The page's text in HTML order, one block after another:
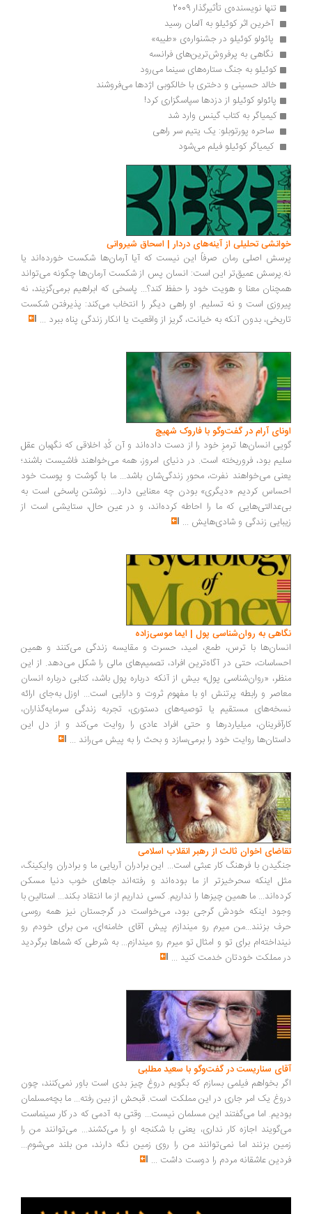
تنها نویسنده‌ی تأثیرگذار 2009
آخرین اثر کوئیلو به آلمان رسید
پائولو کوئیلو در جشنواره‌ی «طیبه»
نگاهی به پرفروش‌ترین‌های فرانسه
کوئیلو به جنگ ستاره‌های سینما می‌رود
خالد حسینی و دختری با خالکوبی اژدها می‌فروشند
پائولو کوئیلو از دزدها سپاسگزاری کرد!
کیمیاگر به کتاب گینس وارد شد
ساحره پورتوبلو: یک یتیم سر راهی
کیمیاگر کوئیلو فیلم می‌شود
خوانشی تحلیلی از آینه‌های دردار | اسحاق شیروانی
پرسش اصلی رمان صرفاً این نیست که آیا آرمان‌ها شکست خورده‌اند یا
نه.پرسش عمیق‌تر این است: انسان پس از شکست آرمان‌ها چگونه می‌تواند
همچنان معنا و هویت خود را حفظ کند؟... پاسخی که ابراهیم برمی‌گزیند، نه
پیروزی است و نه تسلیم. او راهی دیگر را انتخاب می‌کند: پذیرفتن شکست
تاریخی، بدون آنکه به خیانت، گریز از واقعیت یا انکار زندگی پناه ببرد ...
اونای آرام در گفت‌وگو با فاروک شهیچ‭
گویی انسان‌ها ترمزِ خود را از دست داده‌اند و آن کُدِ اخلاقی که نگهبان عقل
سلیم بود، فروریخته است. در دنیای امروز، همه می‌خواهند فاشیست باشند؛
یعنی می‌خواهند نفرت، محورِ زندگی‌شان باشد... ما با گوشت و پوست خود
احساس کردیم «دیگری» بودن چه معنایی دارد... نوشتن پاسخی است به
بی‌عدالتی‌هایی که ما را احاطه کرده‌اند، و در عین حال، ستایشی است از
زیبایی زندگی و شادی‌هایش ...
نگاهی به روان‌شناسی پول | ایما موسی‌زاده
انسان‌ها با ترس، طمع، امید، حسرت و مقایسه زندگی می‌کنند و همین
احساسات، حتی در آگاه‌ترین افراد، تصمیم‌های مالی را شکل می‌دهد. از این
منظر، «روان‌شناسی پول» بیش از آنکه درباره پول باشد، کتابی درباره انسان
معاصر و رابطه پرتنش او با مفهوم ثروت و دارایی است... اوزل به‌جای ارائه
نسخه‌های مستقیم یا توصیه‌های دستوری، تجربه زندگی سرمایه‌گذاران،
کارآفرینان، میلیاردرها و حتی افراد عادی را روایت می‌کند و از دل این
داستان‌ها روایت خود را برمی‌سازد و بحث را به پیش می‌راند ...
تقاضای اخوان ثالث از رهبر انقلاب اسلامی
جنگیدن با فرهنگ کار عبثی است... این برادران آریایی ما و برادران وایکینگ،
مثل اینکه سحرخیزتر از ما بوده‌اند و رفته‌اند جاهای خوب دنیا مسکن
کرده‌اند... ما همین چیزها را نداریم. کسی نداریم از ما انتقاد بکند... استالین با
وجود اینکه خودش گرجی بود، می‌خواست در گرجستان نیز همه روسی
حرف بزنند...من میرم رو میندازم پیش آقای خامنه‌ای، من برای خودم رو
نینداخته‌ام برای تو و امثال تو میرم رو میندازم... به شرطی که شماها برگردید
در مملکت خودتان خدمت کنید ...
آقای سناریست در گفت‌وگو با سعید مطلبی
اگر بخواهم فیلمی بسازم که بگویم دروغ چیز بدی است باور نمی‌کنند، چون
دروغ یک امر جاری در این مملکت است. قبحش از بین رفته... ما بچه‌مسلمان
بودیم. اما می‌گفتند این مسلمان نیست... وقتی به آدمی که در کار سینماست
می‌گویند اجازه کار نداری، یعنی با شکنجه او را می‌کشند... می‌توانند من را
زمین بزنند اما نمی‌توانند من را روی زمین نگه دارند، من بلند می‌شوم...
فردین عاشقانه مردم را دوست داشت ...